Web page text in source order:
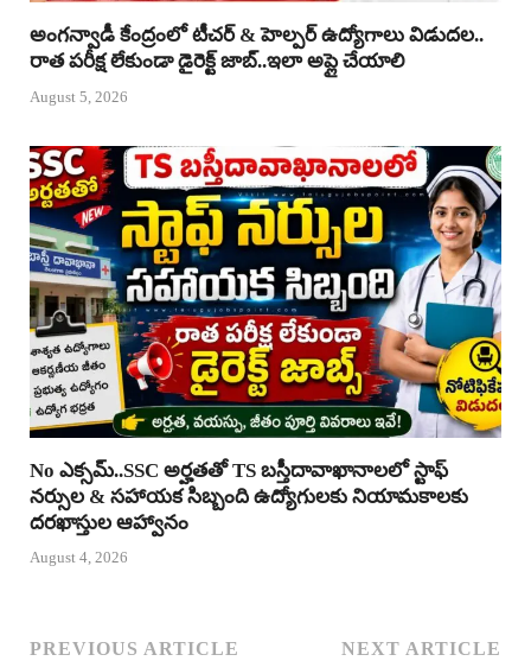
అంగన్వాడీ కేంద్రంలో టీచర్ & హెల్పర్ ఉద్యోగాలు విడుదల..
రాత పరీక్ష లేకుండా డైరెక్ట్ జాబ్..ఇలా అప్లై చేయాలి
August 5, 2026
No ఎక్సమ్..SSC అర్హతతో TS బస్తీదావాఖానాలలో స్టాఫ్
నర్సుల & సహాయక సిబ్బంది ఉద్యోగులకు నియామకాలకు
దరఖాస్తుల ఆహ్వానం
August 4, 2026
PREVIOUS ARTICLE
NEXT ARTICLE